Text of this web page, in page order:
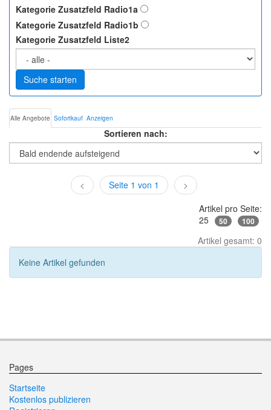
Kategorie Zusatzfeld Radio1a
Kategorie Zusatzfeld Radio1b
Kategorie Zusatzfeld Liste2
Suche starten
Alle Angebote Sofortkauf Anzeigen
Sortieren nach:
< Seite 1 von 1
>
Artikel pro Seite:
25
50 100
Artikel gesamt: 0
Keine Artikel gefunden
Pages
Startseite
Kostenlos publizieren